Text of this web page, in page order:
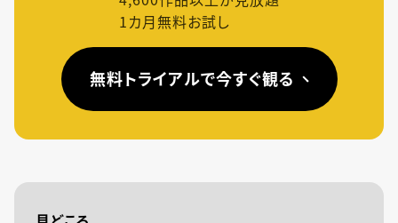
1カ月無料お試し
無料トライアルで今すぐ観る